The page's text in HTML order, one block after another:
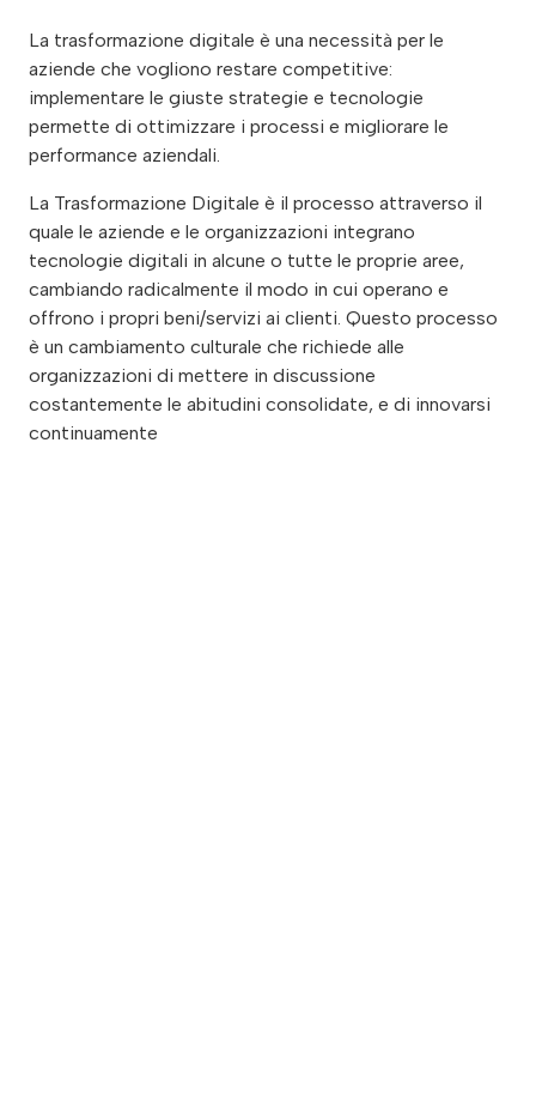
La trasformazione digitale è una necessità per le
aziende che vogliono restare competitive:
implementare le giuste strategie e tecnologie
permette di ottimizzare i processi e migliorare le
performance aziendali.
La Trasformazione Digitale è il processo attraverso il
quale le aziende e le organizzazioni integrano
tecnologie digitali in alcune o tutte le proprie aree,
cambiando radicalmente il modo in cui operano e
offrono i propri beni/servizi ai clienti. Questo processo
è un cambiamento culturale che richiede alle
organizzazioni di mettere in discussione
costantemente le abitudini consolidate, e di innovarsi
continuamente